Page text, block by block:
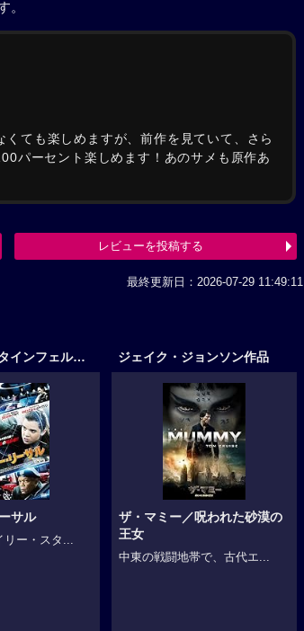
。
ても楽しめますが、前作を見ていて、さら
パーセント楽しめます！あのサメも原作あ
レビューを投稿する
最終更新日：2026-07-29 11:49:11
ヘイリー・スタインフェルド作品
サル
リー・スタ...
ジェイク・ジョンソン作品
ザ・マミー／呪われた砂漠の
王女
中東の戦闘地帯で、古代エ...